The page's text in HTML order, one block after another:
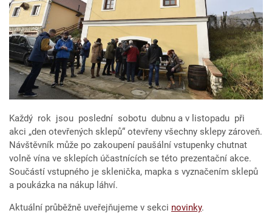
Každý rok jsou poslední sobotu dubnu a v listopadu při
akci „den otevřených sklepů“ otevřeny všechny sklepy zároveň.
Návštěvník může po zakoupení paušální vstupenky chutnat
volně vína ve sklepích účastnících se této prezentační akce.
Součástí vstupného je sklenička, mapka s vyznačením sklepů
a poukázka na nákup láhví.
Aktuální průběžně uveřejňujeme v sekci novinky.